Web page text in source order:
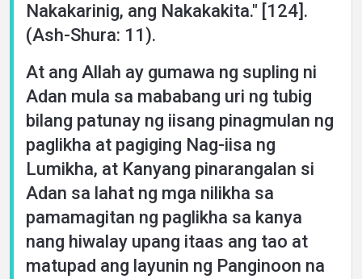
Nakakarinig, ang Nakakakita." [124].
(Ash-Shura: 11).
At ang Allah ay gumawa ng supling ni
Adan mula sa mababang uri ng tubig
bilang patunay ng iisang pinagmulan ng
paglikha at pagiging Nag-iisa ng
Lumikha, at Kanyang pinarangalan si
Adan sa lahat ng mga nilikha sa
pamamagitan ng paglikha sa kanya
nang hiwalay upang itaas ang tao at
matupad ang layunin ng Panginoon na